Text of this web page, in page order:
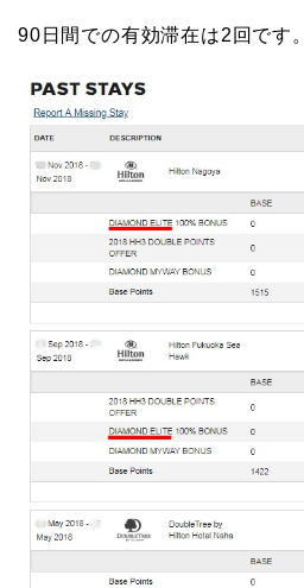
90日間での有効滞在は2回です。